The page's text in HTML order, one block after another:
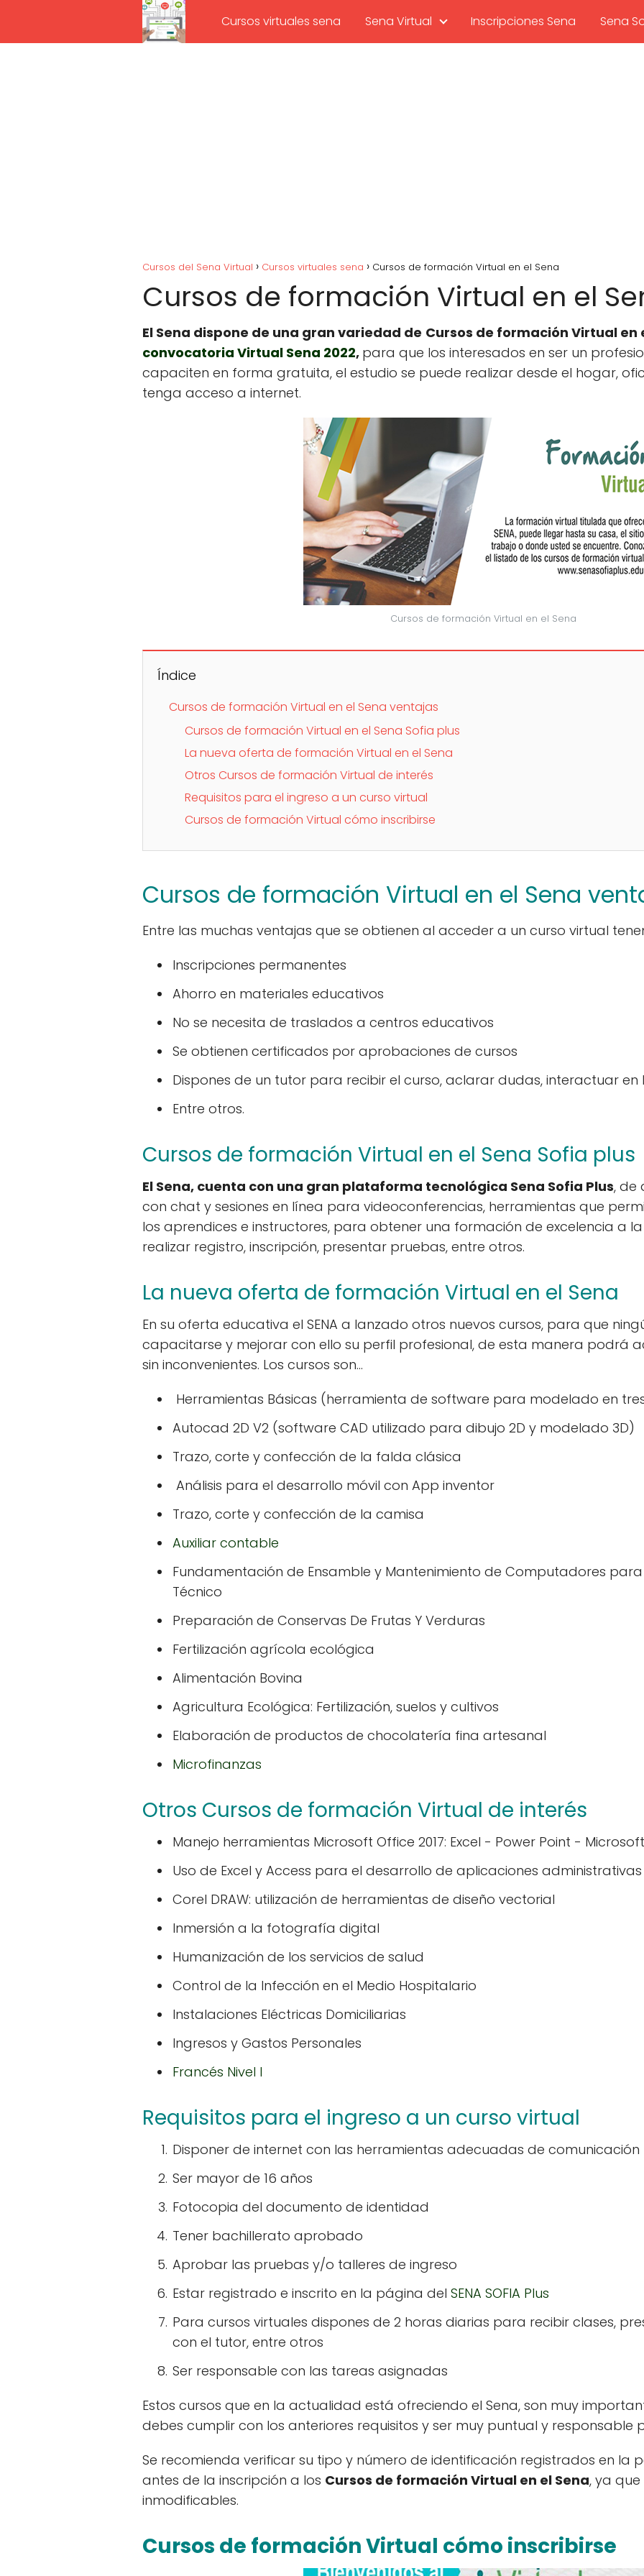
Cursos virtuales sena Sena Virtual Inscripciones Sena Sena
Cursos del Sena Virtual Cursos virtuales sena Cursos de formación Virtual en el Sena
Cursos de formación Virtual en el
El Sena dispone de una gran variedad de Cursos de formación Virtual en
convocatoria Virtual Sena 2022, para que los interesados en ser un
capaciten en forma gratuita, el estudio se puede realizar desde el hogar,
tenga acceso a internet.
Cursos de formación Virtual en el Sena
Índice
Cursos de formación Virtual en el Sena ventajas
Cursos de formación Virtual en el Sena Sofia plus
La nueva oferta de formación Virtual en el Sena
Otros Cursos de formación Virtual de interés
Requisitos para el ingreso a un curso virtual
Cursos de formación Virtual cómo inscribirse
Cursos de formación Virtual en el Sena
Entre las muchas ventajas que se obtienen al acceder a un curso virtual
Inscripciones permanentes
Ahorro en materiales educativos
No se necesita de traslados a centros educativos
Se obtienen certificados por aprobaciones de cursos
Dispones de un tutor para recibir el curso, aclarar dudas, interactuar en
Entre otros.
Cursos de formación Virtual en el Sena Sofia plus
El Sena, cuenta con una gran plataforma tecnológica Sena Sofia Plus, de
con chat y sesiones en línea para videoconferencias, herramientas que
los aprendices e instructores, para obtener una formación de excelencia a
realizar registro, inscripción, presentar pruebas, entre otros.
La nueva oferta de formación Virtual en el Sena
En su oferta educativa el SENA a lanzado otros nuevos cursos, para que
capacitarse y mejorar con ello su perfil profesional, de esta manera podrá
sin inconvenientes. Los cursos son…
Herramientas Básicas (herramienta de software para modelado en
Autocad 2D V2 (software CAD utilizado para dibujo 2D y modelado 3D)
Trazo, corte y confección de la falda clásica
Análisis para el desarrollo móvil con App inventor
Trazo, corte y confección de la camisa
Auxiliar contable
Fundamentación de Ensamble y Mantenimiento de Computadores
Técnico
Preparación de Conservas De Frutas Y Verduras
Fertilización agrícola ecológica
Alimentación Bovina
Agricultura Ecológica: Fertilización, suelos y cultivos
Elaboración de productos de chocolatería fina artesanal
Microfinanzas
Otros Cursos de formación Virtual de interés
Manejo herramientas Microsoft Office 2017: Excel - Power Point -
Uso de Excel y Access para el desarrollo de aplicaciones
Corel DRAW: utilización de herramientas de diseño vectorial
Inmersión a la fotografía digital
Humanización de los servicios de salud
Control de la Infección en el Medio Hospitalario
Instalaciones Eléctricas Domiciliarias
Ingresos y Gastos Personales
Francés Nivel I
Requisitos para el ingreso a un curso virtual
Disponer de internet con las herramientas adecuadas de comunicación
Ser mayor de 16 años
Fotocopia del documento de identidad
Tener bachillerato aprobado
Aprobar las pruebas y/o talleres de ingreso
Estar registrado e inscrito en la página del SENA SOFIA Plus
Para cursos virtuales dispones de 2 horas diarias para recibir clases,
con el tutor, entre otros
Ser responsable con las tareas asignadas
Estos cursos que en la actualidad está ofreciendo el Sena, son muy
debes cumplir con los anteriores requisitos y ser muy puntual y
Se recomienda verificar su tipo y número de identificación registrados en la
antes de la inscripción a los Cursos de formación Virtual en el Sena, ya
inmodificables.
Cursos de formación Virtual cómo inscribirse